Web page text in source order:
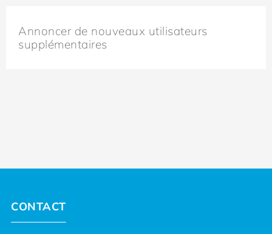
Annoncer de nouveaux utilisateurs
supplémentaires
CONTACT